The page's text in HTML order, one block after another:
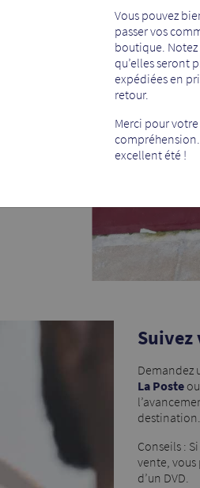
Vous pouvez
passer vos
boutique.
qu’elles seront
expédiées en
retour.
Merci pour
compréhension.
excellent été !
CD et/ou
colis
en
plus
Suivez
Demandez
La Posteou
destination.
Conseils :
vente, vous
d’un DVD.